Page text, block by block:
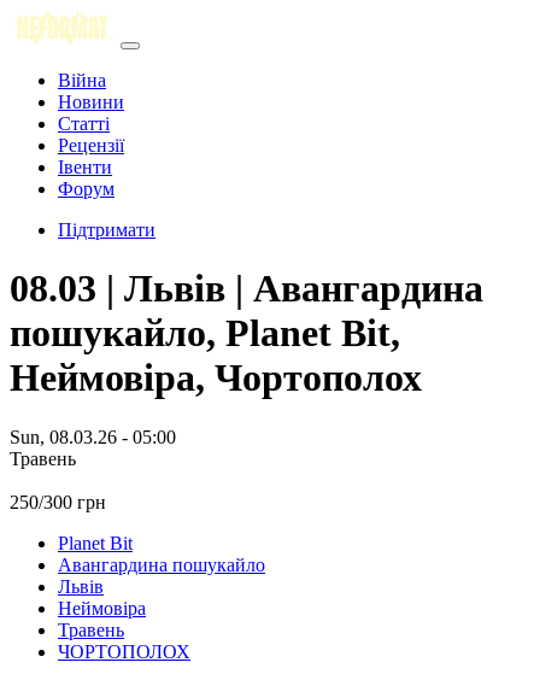
Війна
Новини
Статті
Рецензії
Івенти
Форум
Підтримати
08.03 | Львів | Авангардина
пошукайло, Planet Bit,
Неймовіра, Чортополох
Sun, 08.03.26 - 05:00
Травень
250/300 грн
Planet Bit
Авангардина пошукайло
Львів
Неймовіра
Травень
ЧОРТОПОЛОХ